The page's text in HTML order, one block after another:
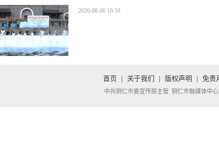
2026-08-06 10:59
首页 关于我们 版权声明 免责
中共铜仁市委宣传部主管 铜仁市融媒体中心